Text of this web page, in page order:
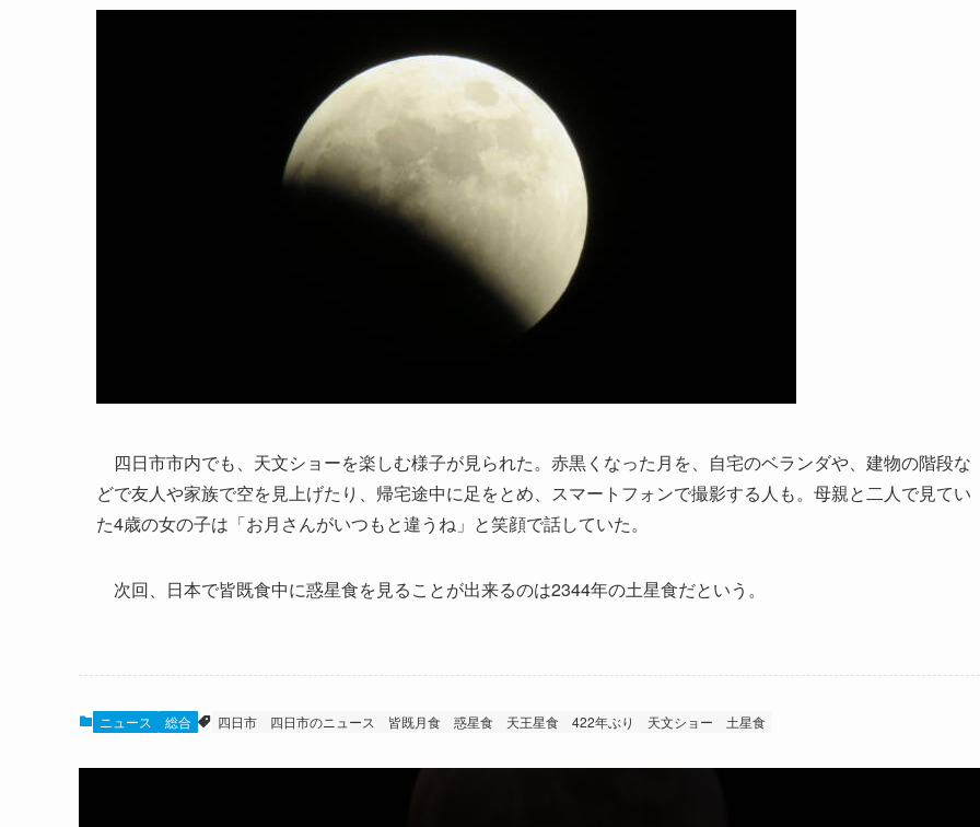
四日市市内でも、天文ショーを楽しむ様子が見られた。赤黒くなった月を、自宅のベランダや、建物の階段な
どで友人や家族で空を見上げたり、帰宅途中に足をとめ、スマートフォンで撮影する人も。母親と二人で見てい
た4歳の女の子は「お月さんがいつもと違うね」と笑顔で話していた。
次回、日本で皆既食中に惑星食を見ることが出来るのは2344年の土星食だという。
ニュース 総合 四日市 四日市のニュース 皆既月食 惑星食 天王星食 422年ぶり 天文ショー 土星食